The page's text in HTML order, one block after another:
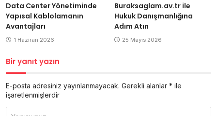
Data Center Yönetiminde
Yapısal Kablolamanın
Avantajları
1 Haziran 2026
Buraksaglam.av.tr ile
Hukuk Danışmanlığına
Adım Atın
25 Mayıs 2026
Bir yanıt yazın
E-posta adresiniz yayınlanmayacak. Gerekli alanlar * ile
işaretlenmişlerdir